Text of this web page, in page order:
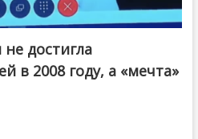
достигла
в 2008 году, а «мечта»